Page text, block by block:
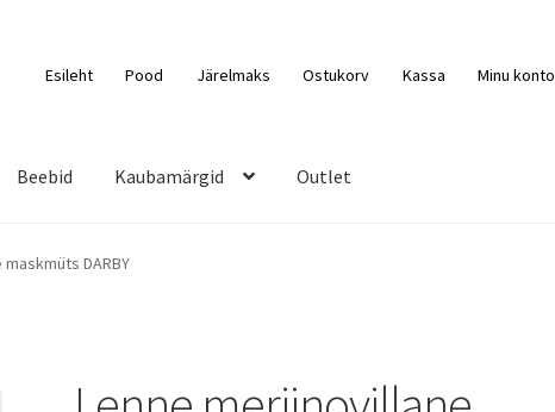
Esileht Pood Järelmaks Ostukorv Kassa Minu konto
Beebid Kaubamärgid Outlet
DARBY